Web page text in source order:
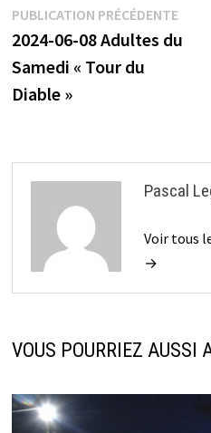
Navigation
de
l’article
PUBLICATION PRÉCÉDENTE
2024-06-08 Adultes du
Samedi « Tour du
Diable »
Pascal
Voir tous
→
VOUS POURRIEZ AUSSI